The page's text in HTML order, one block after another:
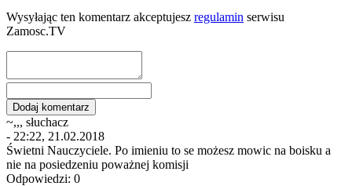
Wysyłając ten komentarz akceptujesz regulamin serwisu
Zamosc.TV
~,,, słuchacz
- 22:22, 21.02.2018
Świetni Nauczyciele. Po imieniu to se możesz mowic na boisku a
nie na posiedzeniu poważnej komisji
Odpowiedzi: 0